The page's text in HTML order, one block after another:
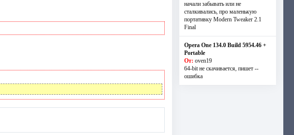
начали забывать или не
сталкивались, про маленькую
портативку Modern Tweaker 2.1
Final
Opera One 134.0 Build 5954.46 +
Portable
От: oven19
64-bit не скачивается, пишет --
ошибка